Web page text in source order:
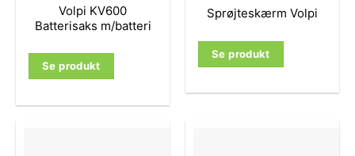
Volpi KV600
Batterisaks m/batteri
Se produkt
Sprøjteskærm Volpi
Se produkt